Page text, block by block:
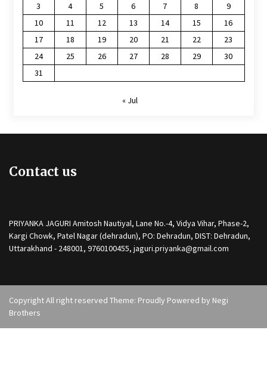
3
4 5 6 7 8
9
10
11 12 13 14 15
16
17
18 19 20 21 22
23
24
25 26 27 28 29
30
31
« Jul
Contact us
PRIYANKA JAGURI Amitosh Nautiyal, Lane No.-4, Vidya Vihar, Phase-2,
Kargi Chowk, Patel Nagar (dehradun), PO: Dehradun, DIST: Dehradun,
Uttarakhand - 248001, 9760100455, jaguri.priyanka@gmail.com
Copyright All right reserved Theme: Proudly Powered by Negi
Brothers